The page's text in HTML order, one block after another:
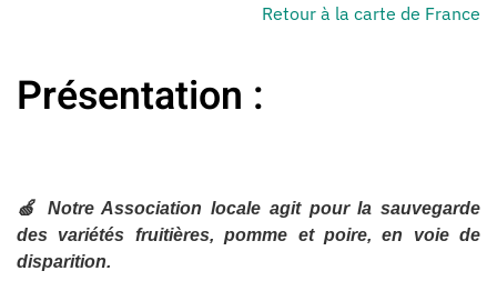
Retour à la carte de France
Présentation :
🍏 Notre Association locale agit pour la sauvegarde
des variétés fruitières, pomme et poire, en voie de
disparition.